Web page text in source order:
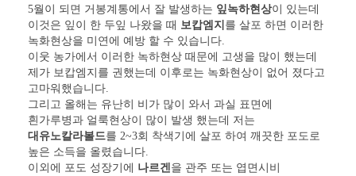
5월이 되면 거봉계통에서 잘 발생하는 잎녹하현상이 있는데
이것은 잎이 한 두잎 나왔을 때 보캅엠지 를 살포 하면 이러한
녹화현상을 미연에 예방 할 수 있습니다.
이웃 농가에서 이러한 녹하현상 때문에 고생을 많이 했는데
제가 보캅엠지를 권했는데 이후로는 녹화현상이 없어 졌다고
고마워했습니다.
그리고 올해는 유난히 비가 많이 와서 과실 표면에
흰가루병과 얼룩현상이 많이 발생 했는데 저는
대유노칼라볼드를 2~3회 착색기에 살포 하여 깨끗한 포도로
높은 소득을 올렸습니다.
이외에 포도 성장기에 나르겐을 관주 또는 엽면시비